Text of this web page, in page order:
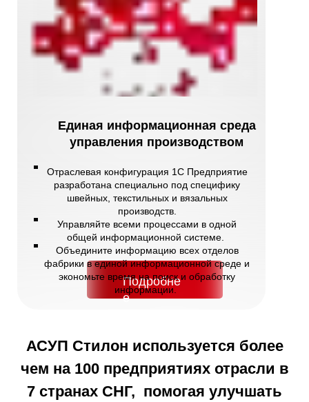
Отраслевая конфигурация 1С Предприятие
разработана специально под специфику
швейных, текстильных и вязальных
производств.
Управляйте всеми процессами в одной
общей информационной системе.
Объедините информацию всех отделов
фабрики в единой информационной среде и
экономьте время на поиск и обработку
информации.
Подробне
е
Единая информационная среда
управления производством
АСУП Стилон используется более
чем на 100 предприятиях отрасли в
7 странах СНГ, помогая улучшать